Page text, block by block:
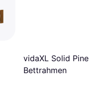
vidaXL Solid Pine
Bettrahmen